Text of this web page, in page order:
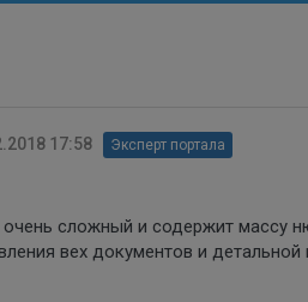
17:58 Эксперт портала
сложный и содержит массу
вех документов и